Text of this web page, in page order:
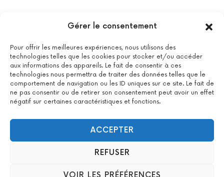
Gérer le consentement
Pour offrir les meilleures expériences, nous utilisons des
technologies telles que les cookies pour stocker et/ou accéder
aux informations des appareils. Le fait de consentir à ces
technologies nous permettra de traiter des données telles que le
comportement de navigation ou les ID uniques sur ce site. Le fait de
ne pas consentir ou de retirer son consentement peut avoir un effet
négatif sur certaines caractéristiques et fonctions.
ACCEPTER
REFUSER
VOIR LES PRÉFÉRENCES
La certification qualité a été délivrée au titre de la catégorie
suivante : actions de formations.Voir le certificat
2022 All Positive – Tous droits réservés –Contact